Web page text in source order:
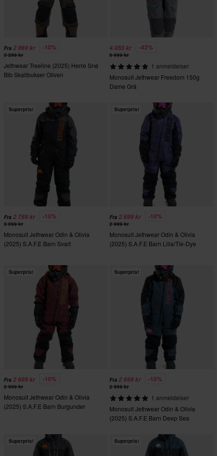
Fra 2 969 kr -10%
3 299 kr
Jethwear Treeline (2025) Herre Snø
Bib Skallbukser Oliven
4 055 kr -42%
6 999 kr
1 anmeldelser
Monosuit Jethwear Freedom 150g
Dame Grå
Superpris!
Fra 2 789 kr -10%
3 099 kr
Monosuit Jethwear Odin & Olivia
(2025) S.A.F.E Barn Svart
Superpris!
Fra 2 699 kr -10%
2 999 kr
Monosuit Jethwear Odin & Olivia
(2025) S.A.F.E Barn Lilla/Tie-Dye
Superpris!
Fra 2 699 kr -10%
2 999 kr
Monosuit Jethwear Odin & Olivia
(2025) S.A.F.E Barn Burgunder
Superpris!
Fra 2 699 kr -10%
2 999 kr
1 anmeldelser
Monosuit Jethwear Odin & Olivia
(2025) S.A.F.E Barn Deep Sea
Superpris! Superpris!